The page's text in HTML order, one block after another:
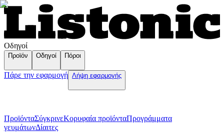
Οδηγοί
Προϊόν Οδηγοί Πόροι
Πάρε την εφαρμογή Λήψη εφαρμογής
ΠροϊόνταΣύγκρινεΚορυφαία προϊόνταПρογράμματα
γευμάτωνΔίαιτες